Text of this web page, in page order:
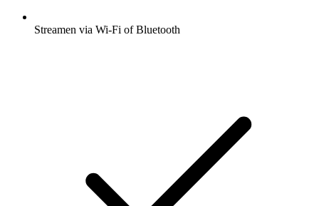
Streamen via Wi-Fi of Bluetooth